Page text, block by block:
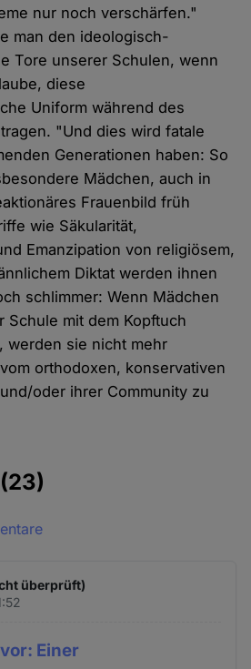
nur noch verschärfen."
man den ideologisch-
Tore unserer Schulen, wenn
diese
Uniform während des
"Und dies wird fatale
Generationen haben: So
Mädchen, auch in
Frauenbild früh
wie Säkularität,
Emanzipation von religiösem,
Diktat werden ihnen
schlimmer: Wenn Mädchen
Schule mit dem Kopftuch
werden sie nicht mehr
orthodoxen, konservativen
oder ihrer Community zu
(23)
überprüft)
Einer